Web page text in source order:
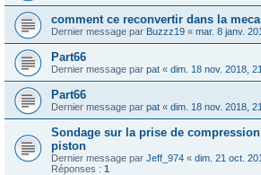
comment ce reconvertir dans la
Dernier message par Buzzz19 « mar. 8 janv.
Part66
Dernier message par pat « dim. 18 nov. 2018,
Part66
Dernier message par pat « dim. 18 nov. 2018,
Sondage sur la prise de
piston
Dernier message par Jeff_974 « dim. 21 oct.
Réponses : 1